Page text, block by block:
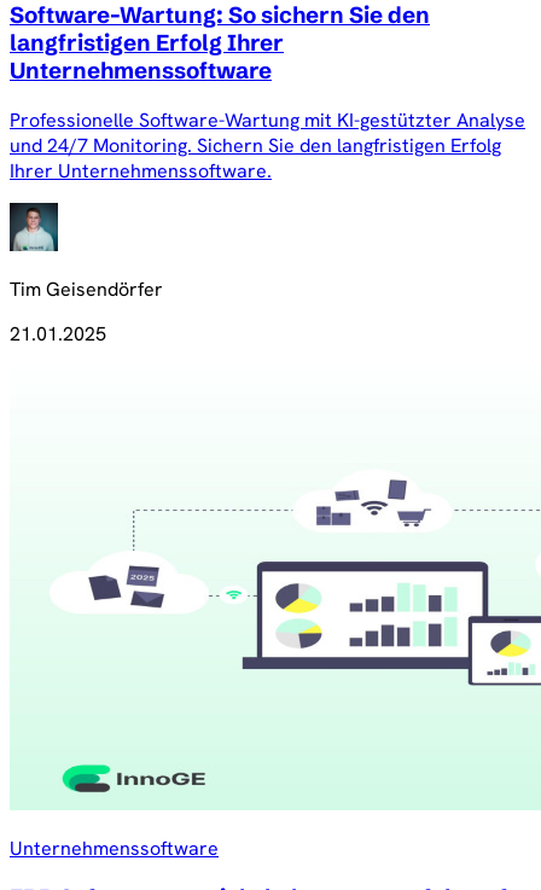
Software-Wartung: So sichern Sie den
langfristigen Erfolg Ihrer
Unternehmenssoftware
Professionelle Software-Wartung mit KI-gestützter Analyse
und 24/7 Monitoring. Sichern Sie den langfristigen Erfolg
Ihrer Unternehmenssoftware.
Tim Geisendörfer
21.01.2025
Unternehmenssoftware